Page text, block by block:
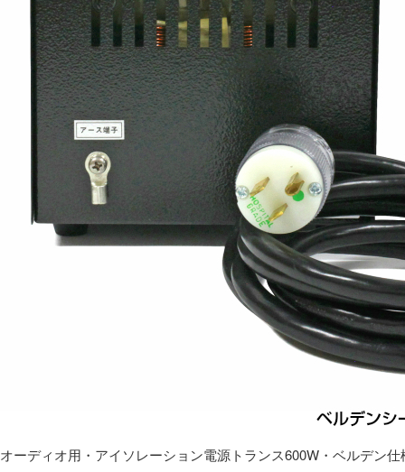
オーディオ用・アイソレーション電源トランス600W・ベルデン仕